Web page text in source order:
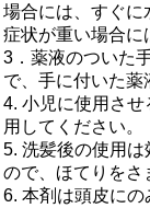
場合には、すぐに
症状が重い場合に
3．薬液のついた
で、手に付いた薬
4. 小児に使用さ
用してください。
5. 洗髪後の使用
ので、ほてりをさ
6. 本剤は頭皮にの